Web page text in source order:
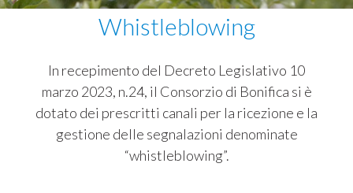
Whistleblowing
In recepimento del Decreto Legislativo 10
marzo 2023, n.24, il Consorzio di Bonifica si è
dotato dei prescritti canali per la ricezione e la
gestione delle segnalazioni denominate
“whistleblowing”.